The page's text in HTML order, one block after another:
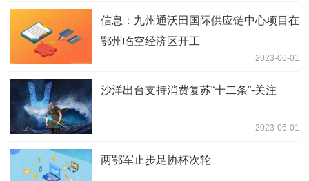
信息：九州通沃田国际供应链中心项目在
鄂州临空经济区开工
2023-06-01
沙洋出台支持消费复苏“十二条”-关注
2023-06-01
两鄂军止步足协杯次轮